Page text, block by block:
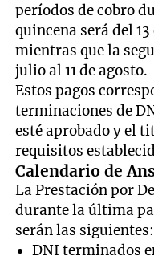
períodos de cobro
quincena será del
mientras que la
julio al 11 de agosto.
Estos pagos
terminaciones de
esté aprobado y el
requisitos
Calendario de
La Prestación por
durante la última
serán las siguientes:
DNI terminados